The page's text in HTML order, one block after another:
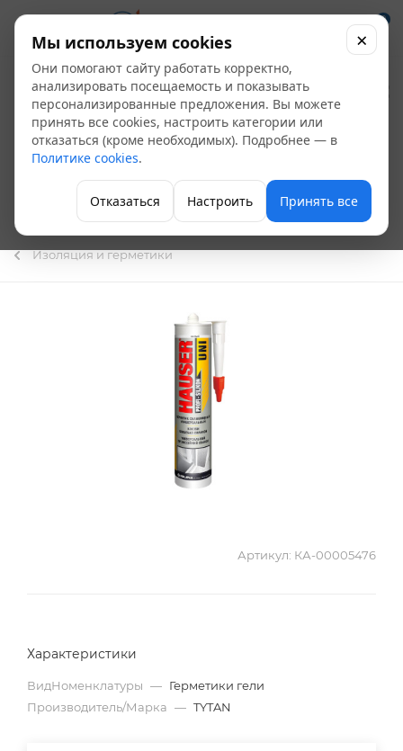
0
Герметик
силиконовый
универсальный
HAUSER UNI белый
260 мл
Изоляция и герметики
Артикул: КА-00005476
Характеристики
ВидНоменклатуры — Герметики гели
Производитель/Марка — TYTAN
Мы используем cookies
Они помогают сайту работать корректно,
анализировать посещаемость и показывать
персонализированные предложения. Вы можете
принять все cookies, настроить категории или
отказаться (кроме необходимых). Подробнее — в
Политике cookies.
Отказаться Настроить Принять все
×